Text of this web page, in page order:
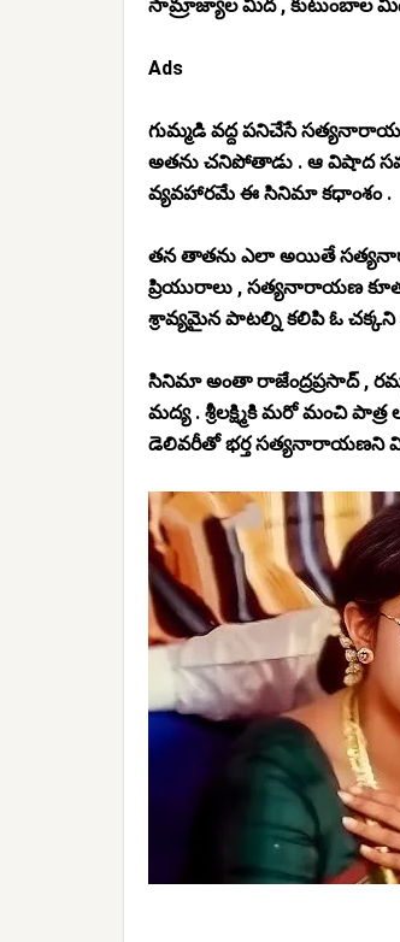
సామ్రాజ్యాల మీద , కుటుంబాల మీద
Ads
గుమ్మడి వద్ద పనిచేసే
అతను చనిపోతాడు . ఆ విషాద
వ్యవహారమే ఈ సినిమా కధాంశం .
తన తాతను ఎలా అయితే
ప్రియురాలు , సత్యనారాయణ
శ్రావ్యమైన పాటల్ని కలిపి ఓ చక్కని
సినిమా అంతా రాజేంద్రప్రసాద్ ,
మద్య . శ్రీలక్ష్మికి మరో మంచి
డెలివరీతో భర్త సత్యనారాయణని